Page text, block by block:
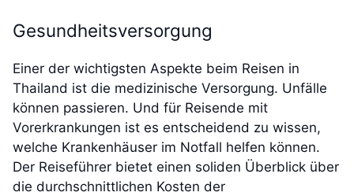
Gesundheitsversorgung
Einer der wichtigsten Aspekte beim Reisen in
Thailand ist die medizinische Versorgung. Unfälle
können passieren. Und für Reisende mit
Vorerkrankungen ist es entscheidend zu wissen,
welche Krankenhäuser im Notfall helfen können.
Der Reiseführer bietet einen soliden Überblick über
die durchschnittlichen Kosten der